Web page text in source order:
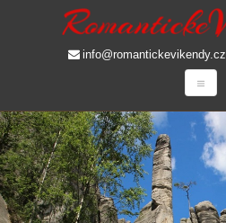
info@romantickevikendy.cz